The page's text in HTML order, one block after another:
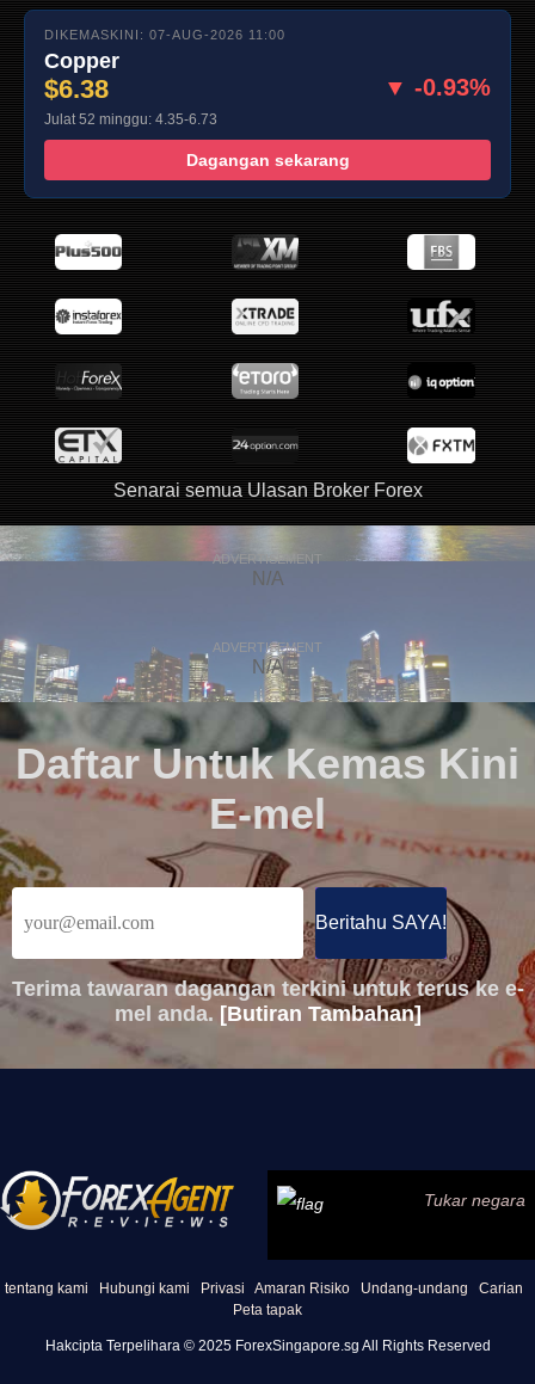
DIKEMASKINI: 07-AUG-2026 11:00
Copper
$6.38 ▼ -0.93%
Julat 52 minggu: 4.35-6.73
Dagangan sekarang
Senarai semua Ulasan Broker Forex
ADVERTISEMENT
N/A
ADVERTISEMENT
N/A
Daftar Untuk Kemas Kini
E-mel
Terima tawaran dagangan terkini untuk terus ke e-
mel anda. [Butiran Tambahan]
Tukar negara
tentang kami Hubungi kami Privasi Amaran Risiko Undang-undang
Carian
Peta tapak
Hakcipta Terpelihara © 2025 ForexSingapore.sg All Rights Reserved